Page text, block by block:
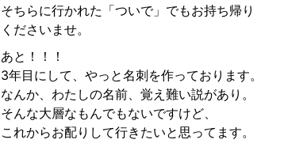
そちらに行かれた「ついで」でもお持ち帰り
くださいませ。
あと！！！
3年目にして、やっと名刺を作っております。
なんか、わたしの名前、覚え難い説があり。
そんな大層なもんでもないですけど、
これからお配りして行きたいと思ってます。